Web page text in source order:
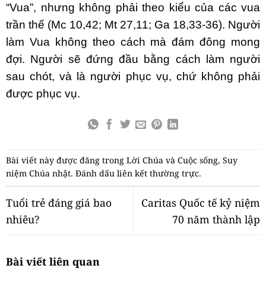
“Vua”, nhưng không phải theo kiểu của các vua
trần thế (Mc 10,42; Mt 27,11; Ga 18,33-36). Người
làm Vua không theo cách mà đám đông mong
đợi. Người sẽ đứng đầu bằng cách làm người
sau chót, và là người phục vụ, chứ không phải
được phục vụ.
Bài viết này được đăng trong Lời Chúa và Cuộc sống, Suy
niệm Chúa nhật. Đánh dấu liên kết thường trực.
Tuổi trẻ đáng giá bao
nhiêu?
Caritas Quốc tế kỷ niệm
70 năm thành lập
Bài viết liên quan